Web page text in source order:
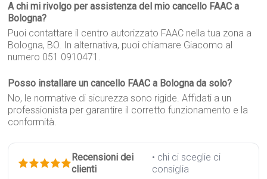
A chi mi rivolgo per assistenza del mio cancello FAAC a
Bologna?
Puoi contattare il centro autorizzato FAAC nella tua zona a
Bologna, BO. In alternativa, puoi chiamare Giacomo al
numero 051 0910471.
Posso installare un cancello FAAC a Bologna da solo?
No, le normative di sicurezza sono rigide. Affidati a un
professionista per garantire il corretto funzionamento e la
conformità.
Recensioni dei
clienti
• chi ci sceglie ci
consiglia